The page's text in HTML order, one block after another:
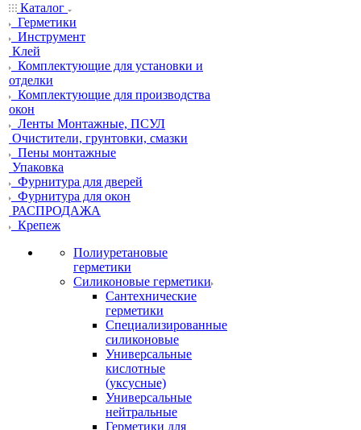
Каталог
Герметики
Инструмент
Клей
Комплектующие для установки и
отделки
Комплектующие для производства
окон
Ленты Монтажные, ПСУЛ
Очистители, грунтовки, смазки
Пены монтажные
Упаковка
Фурнитура для дверей
Фурнитура для окон
РАСПРОДАЖА
Крепеж
Полиуретановые
герметики
Силиконовые герметики
Сантехнические
герметики
Специализированные
силиконовые
Универсальные
кислотные
(уксусные)
Универсальные
нейтральные
Герметики для